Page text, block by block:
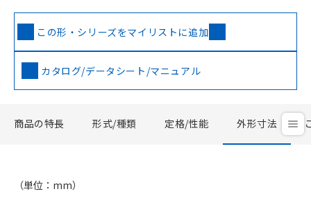
この形・シリーズをマイリストに追加
カタログ/データシート/マニュアル
商品の特長 形式/種類 定格/性能 外形寸法
（単位：mm）